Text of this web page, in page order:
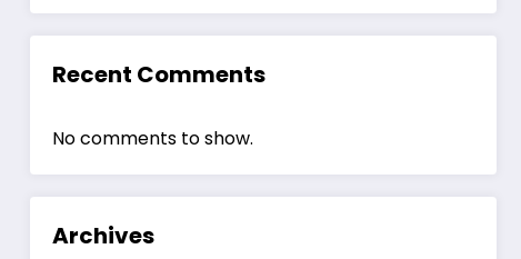
Recent Comments
No comments to show.
Archives